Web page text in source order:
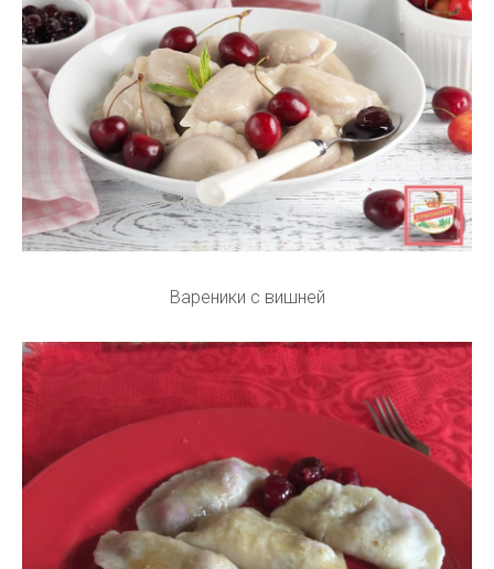
Вареники с вишней